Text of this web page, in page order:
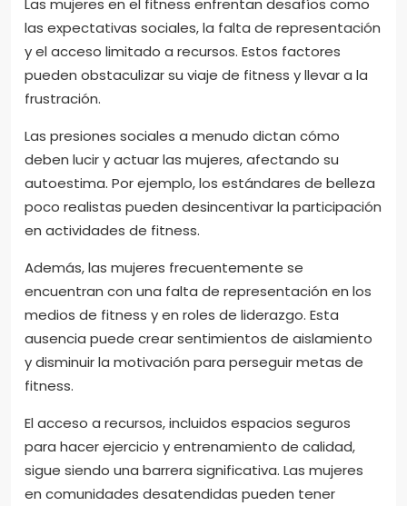
Las mujeres en el fitness enfrentan desafíos como
las expectativas sociales, la falta de representación
y el acceso limitado a recursos. Estos factores
pueden obstaculizar su viaje de fitness y llevar a la
frustración.
Las presiones sociales a menudo dictan cómo
deben lucir y actuar las mujeres, afectando su
autoestima. Por ejemplo, los estándares de belleza
poco realistas pueden desincentivar la participación
en actividades de fitness.
Además, las mujeres frecuentemente se
encuentran con una falta de representación en los
medios de fitness y en roles de liderazgo. Esta
ausencia puede crear sentimientos de aislamiento
y disminuir la motivación para perseguir metas de
fitness.
El acceso a recursos, incluidos espacios seguros
para hacer ejercicio y entrenamiento de calidad,
sigue siendo una barrera significativa. Las mujeres
en comunidades desatendidas pueden tener